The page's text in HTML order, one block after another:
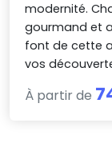
modernité.
gourmand et
font de cette
vos
À partir de